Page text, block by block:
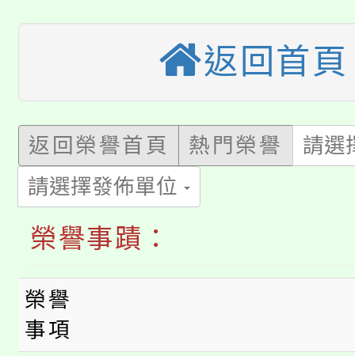
程，歡迎學生輔導中心
心理、諮商輔導、社會
縣市「校園短影音徵選
門員」簡章及活動海報
踴躍報名參加。
桃園市115學年度學生
「桃園市補助參觀特色
展演活動實施計畫」
115年度「教育部表揚
義教育推展貢獻獎」
「2026 ART TAIPEI臺
博覽會」之「藝術教育
「2026金融保險知識
車」活動
桃園市115學年度學生
生本土語及新住民語歌
公告本校115學年度第
代理(課)教師甄選結果(
公告本校115學年度第
代理(課)教師甄選結果(
轉知中國文化大學推廣
返回首頁
返回榮譽首頁 熱門榮譽
請選
請選擇發佈單位
榮譽事蹟：
榮譽
事項